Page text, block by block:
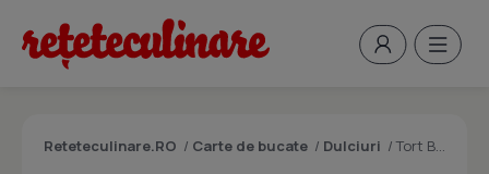
Reteteculinare.RO / Carte de bucate / Dulciuri /Tort Barbie (II)